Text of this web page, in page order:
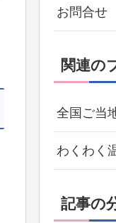
お問合せ
関連の
全国ご当
わくわく
記事の